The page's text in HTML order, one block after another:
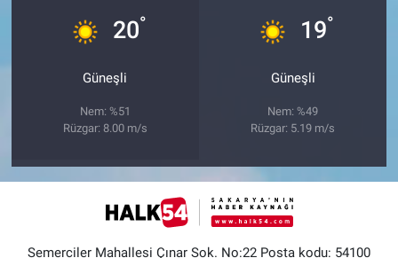
20°
Güneşli
Nem: %51
Rüzgar: 8.00 m/s
19°
Güneşli
Nem: %49
Rüzgar: 5.19 m/s
Semerciler Mahallesi Çınar Sok. No:22 Posta kodu: 54100